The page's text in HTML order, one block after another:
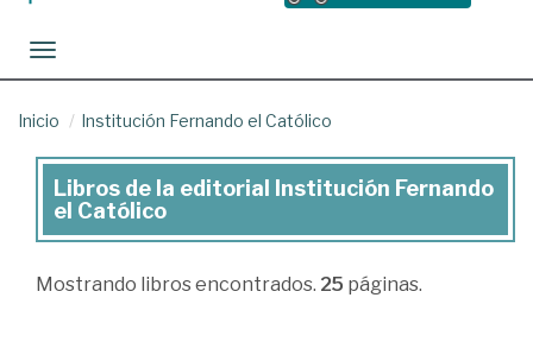
Toggle navigation
Inicio Institución Fernando el Católico
Libros
de
la
Libros de la editorial Institución Fernando
el Católico
Mostrando libros encontrados. 25 páginas.